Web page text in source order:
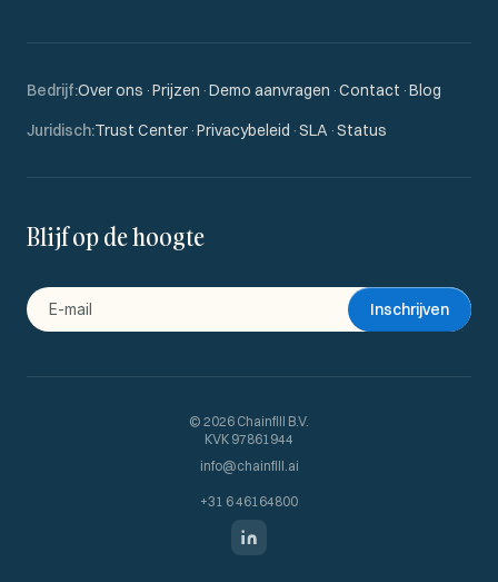
Bedrijf:Over ons ·Prijzen ·Demo aanvragen ·Contact ·Blog
Juridisch:Trust Center·Privacybeleid ·SLA ·Status
Blijf op de hoogte
Inschrijven
© 2026 Chainfill B.V.
KVK 97861944
info@chainfill.ai
+31 6 46164800
LinkedIn